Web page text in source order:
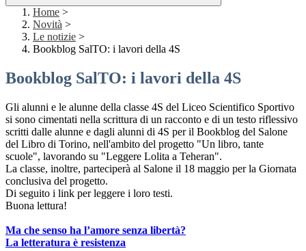
Home >
Novità >
Le notizie >
Bookblog SalTO: i lavori della 4S
Bookblog SalTO: i lavori della 4S
Gli alunni e le alunne della classe 4S del Liceo Scientifico Sportivo
si sono cimentati nella scrittura di un racconto e di un testo riflessivo
scritti dalle alunne e dagli alunni di 4S per il Bookblog del Salone
del Libro di Torino, nell'ambito del progetto "Un libro, tante
scuole", lavorando su "Leggere Lolita a Teheran".
La classe, inoltre, parteciperà al Salone il 18 maggio per la Giornata
conclusiva del progetto.
Di seguito i link per leggere i loro testi.
Buona lettura!
Ma che senso ha l’amore senza libertà?
La letteratura è resistenza